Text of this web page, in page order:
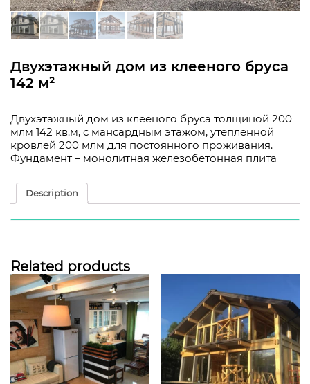
Двухэтажный дом из клееного бруса
142 м²
Двухэтажный дом из клееного бруса толщиной 200
млм 142 кв.м, с мансардным этажом, утепленной
кровлей 200 млм для постоянного проживания.
Фундамент – монолитная железобетонная плита
Description
кровлей 200 млм для постоянного проживания.
Фундамент – монолитная железобетонная плита
Related products